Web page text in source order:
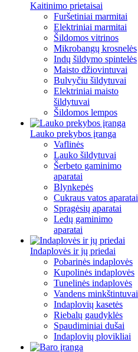
Kaitinimo prietaisai
Furšetiniai marmitai
Elektriniai marmitai
Šildomos vitrinos
Mikrobangų krosnelės
Indų šildymo spintelės
Maisto džiovintuvai
Bulvyčiu šildytuvai
Elektriniai maisto
šildytuvai
Šildomos lempos
Lauko prekybos įranga
Vaflinės
Lauko šildytuvai
Šerbeto gaminimo
aparatai
Blynkepės
Cukraus vatos aparatai
Spragėsių aparatai
Ledų gaminimo
aparatai
Indaplovės ir jų priedai
Pobarinės indaplovės
Kupolinės indaplovės
Tunelinės indaplovės
Vandens minkštintuvai
Indaplovių kasetės
Riebalų gaudyklės
Spaudiminiai dušai
Indaplovių plovikliai